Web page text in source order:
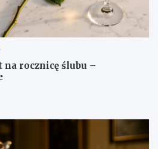
rocznicę ślubu –